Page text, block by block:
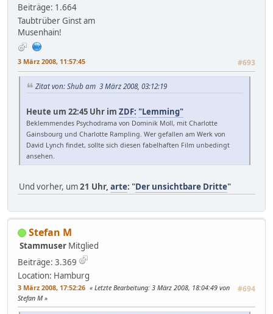
Beiträge: 1.664
Taubtrüber Ginst am
Musenhain!
3 März 2008, 11:57:45 #693
Zitat von: Shub am 3 März 2008, 03:12:19
Heute um 22:45 Uhr im ZDF: "Lemming"
Beklemmendes Psychodrama von Dominik Moll, mit Charlotte
Gainsbourg und Charlotte Rampling. Wer gefallen am Werk von
David Lynch findet, sollte sich diesen fabelhaften Film unbedingt
ansehen.
Und vorher, um21 Uhr, arte: "Der unsichtbare Dritte"
Stefan M
Stammuser Mitglied
Beiträge: 3.369
Location: Hamburg
3 März 2008, 17:52:26 #694
Letzte Bearbeitung: 3 März 2008, 18:04:49 von
Stefan M